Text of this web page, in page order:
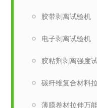
胶带剥离试验机
电子剥离试验机
胶粘剂剥离强度
碳纤维复合材料
薄膜卷材拉伸万